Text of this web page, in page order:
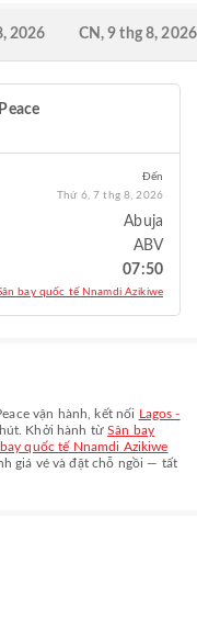
2026 CN, 9 thg 8, 2026
Đến
Thứ 6, 7 thg 8, 2026
Abuja
ABV
07:50
bay quốc tế Nnamdi Azikiwe
vận hành, kết nối Lagos -
. Khởi hành từSân bay
quốc tế Nnamdi Azikiwe
giá vé và đặt chỗ ngồi — tất